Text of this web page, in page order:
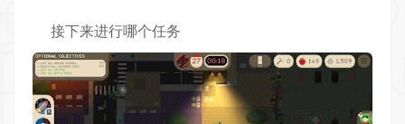
接下来进行哪个任务